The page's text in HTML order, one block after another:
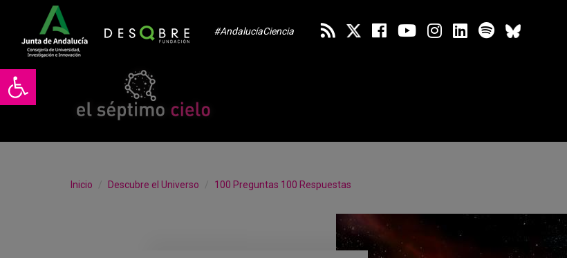
Abrir barra de herramientas
#AndalucíaCiencia
Inicio Descubre el Universo 100 Preguntas 100 Respuestas